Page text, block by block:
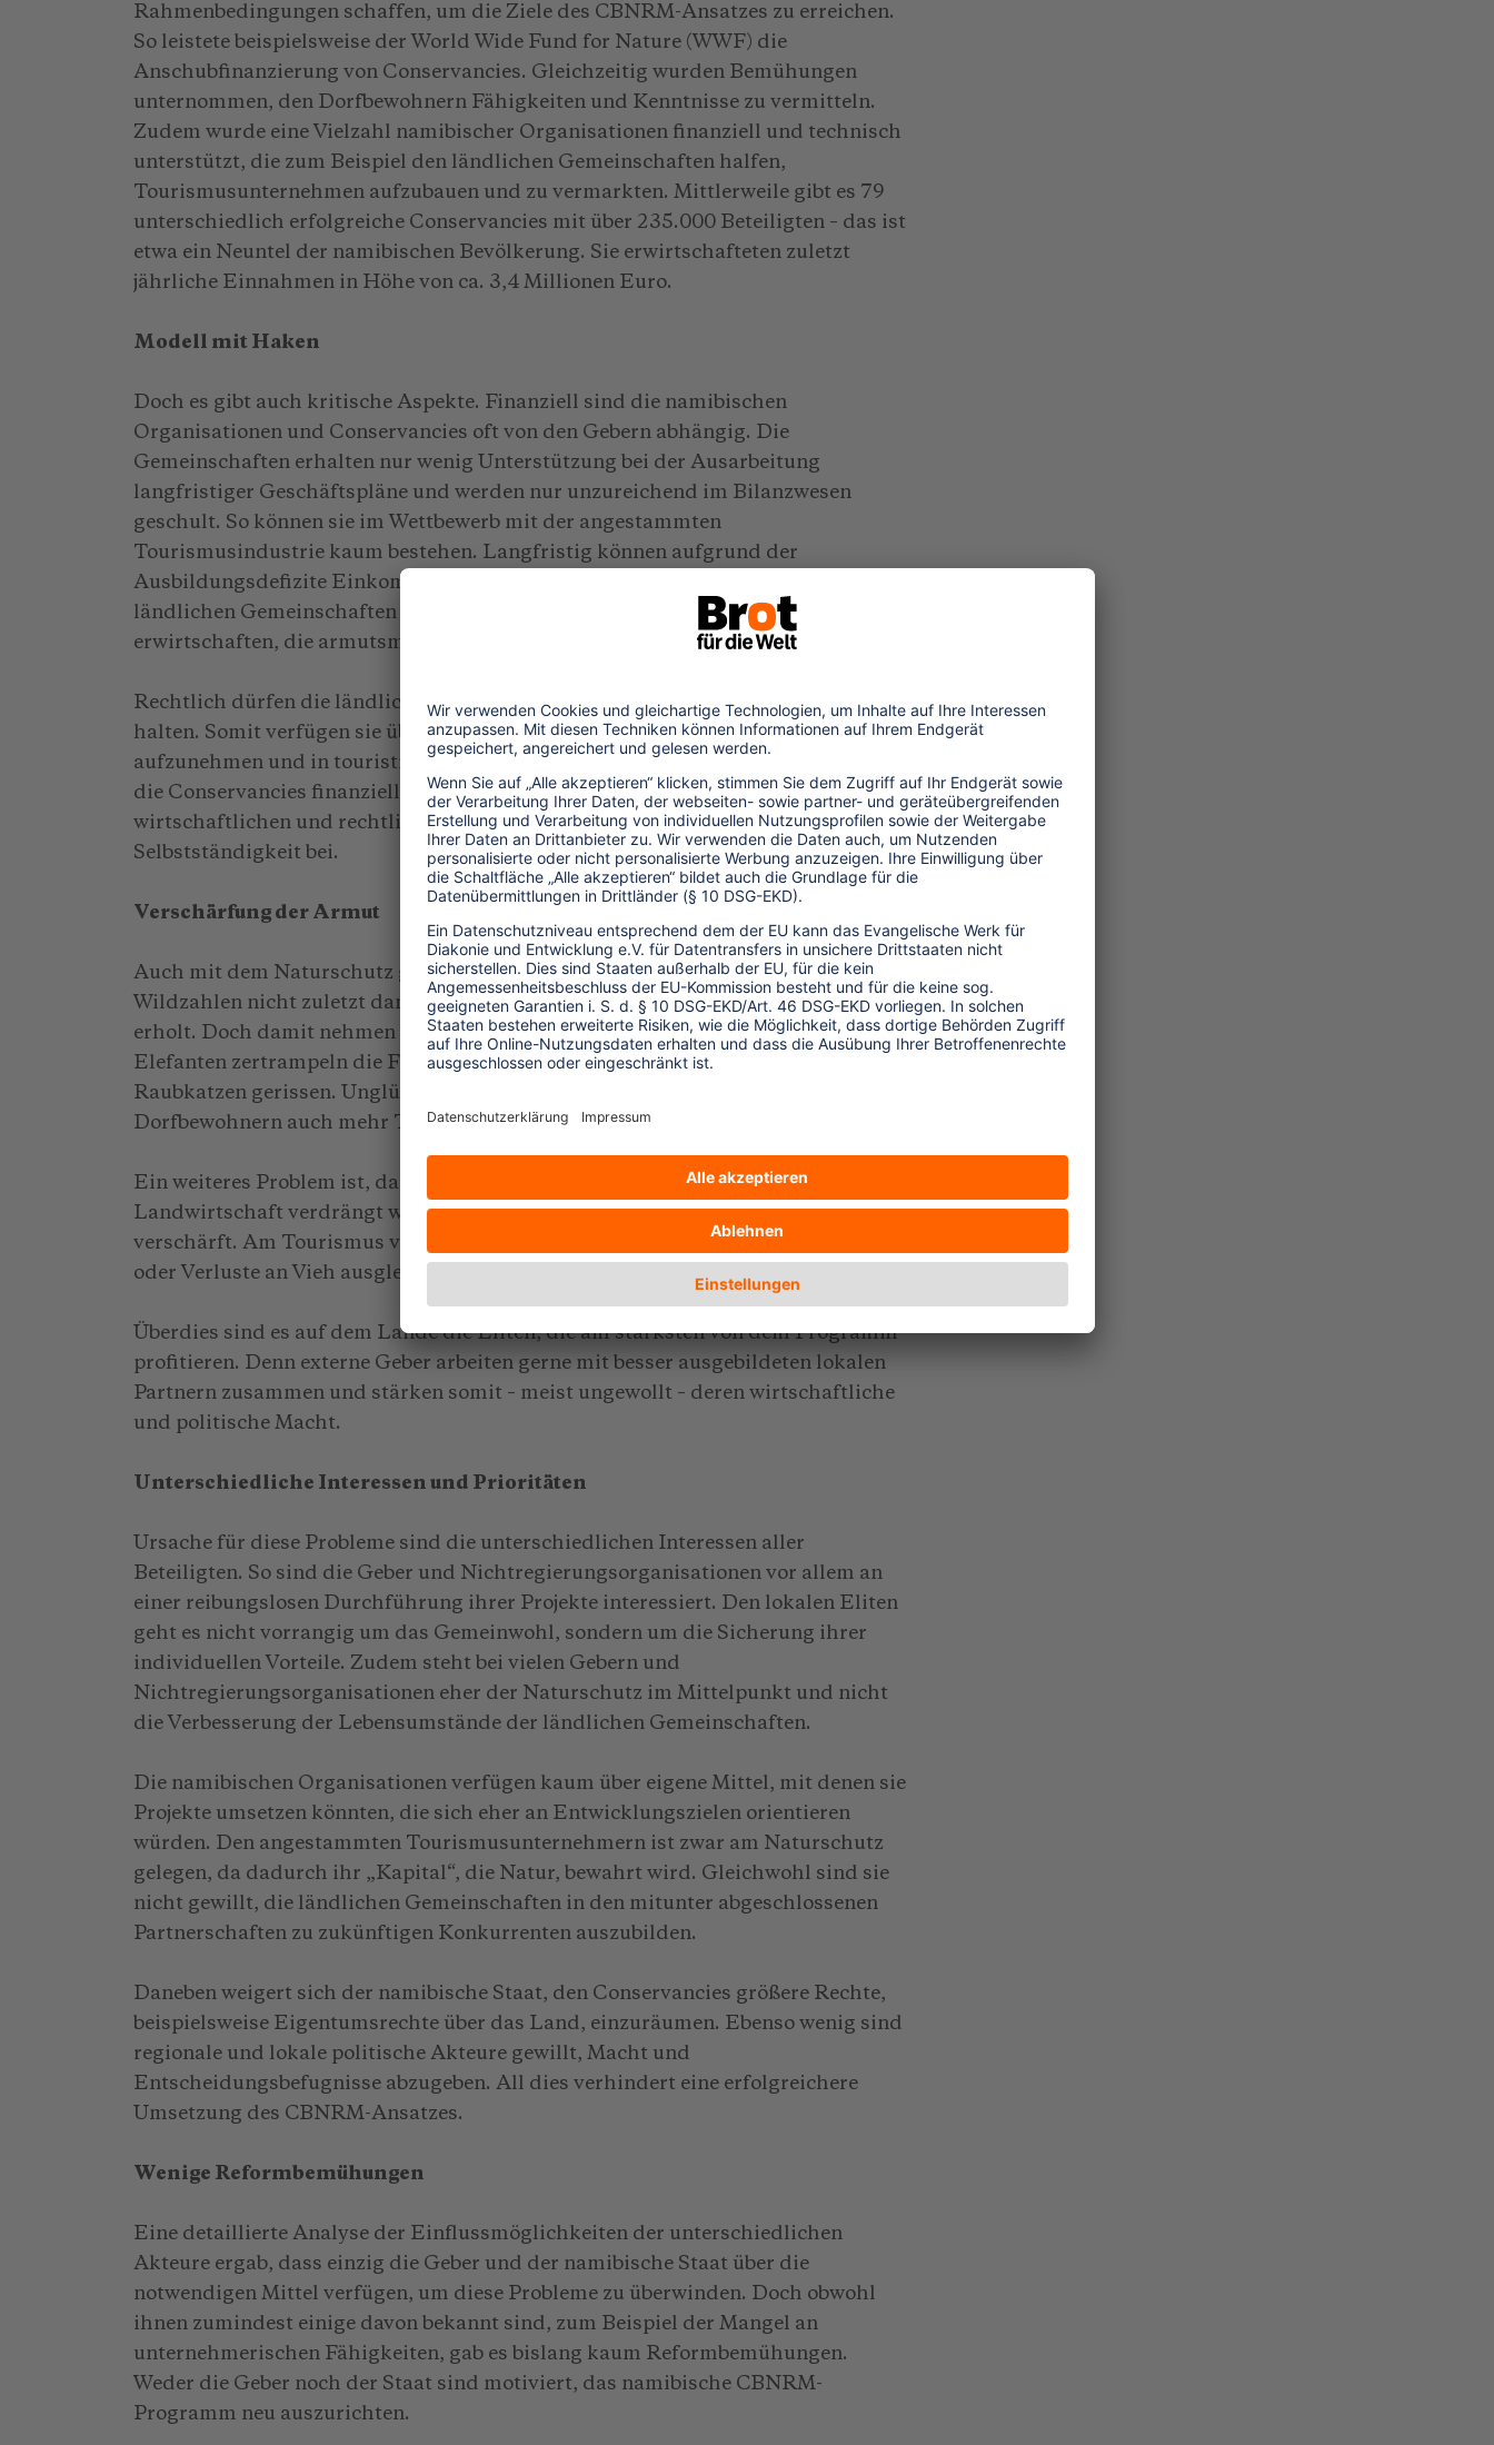
Rahmenbedingungen schaffen, um die Ziele des CBNRM-Ansatzes zu erreichen.
So leistete beispielsweise der World Wide Fund for Nature (WWF) die
Anschubfinanzierung von Conservancies. Gleichzeitig wurden Bemühungen
unternommen, den Dorfbewohnern Fähigkeiten und Kenntnisse zu vermitteln.
Zudem wurde eine Vielzahl namibischer Organisationen finanziell und technisch
unterstützt, die zum Beispiel den ländlichen Gemeinschaften halfen,
Tourismusunternehmen aufzubauen und zu vermarkten. Mittlerweile gibt es 79
unterschiedlich erfolgreiche Conservancies mit über 235.000 Beteiligten – das ist
etwa ein Neuntel der namibischen Bevölkerung. Sie erwirtschafteten zuletzt
jährliche Einnahmen in Höhe von ca. 3,4 Millionen Euro.
Modell mit Haken
Doch es gibt auch kritische Aspekte. Finanziell sind die namibischen
Organisationen und Conservancies oft von den Gebern abhängig. Die
Gemeinschaften erhalten nur wenig Unterstützung bei der Ausarbeitung
langfristiger Geschäftspläne und werden nur unzureichend im Bilanzwesen
geschult. So können sie im Wettbewerb mit der angestammten
Tourismusindustrie kaum bestehen. Langfristig können aufgrund der
Ausbildungsdefizite Einkommenspotenziale nicht genutzt werden und die
ländlichen Gemeinschaften können keine ausreichend hohen Gewinne
erwirtschaften, die armutsmindernd verteilt werden könnten.
Rechtlich dürfen die ländlichen Gemeinden keine Besitztitel über das Land
halten. Somit verfügen sie über keine Sicherheiten, um Bankkredite
aufzunehmen und in touristische Infrastruktur investieren zu können. So bleiben
die Conservancies finanziell weiter abhängig. Die unzureichenden
wirtschaftlichen und rechtlichen Rahmenbedingungen tragen nicht zu ihrer
Selbstständigkeit bei.
Verschärfung der Armut
Auch mit dem Naturschutz gehen Probleme einher. Zwar haben sich die
Wildzahlen nicht zuletzt dank der Bemühungen der Conservancies merklich
erholt. Doch damit nehmen auch die Schäden durch Wildtiere in den Dörfern zu.
Elefanten zertrampeln die Felder oder fressen die Ernte. Nutztiere werden durch
Raubkatzen gerissen. Unglücklicherweise gab es in einigen Regionen unter den
Dorfbewohnern auch mehr Todesfälle durch Angriffe von Löwen.
Ein weiteres Problem ist, dass traditionelle Landnutzungsformen wie die
Landwirtschaft verdrängt werden, so dass sich die Armut mitunter sogar
verschärft. Am Tourismus verdienen die Bauern nicht genug, um Ernteausfälle
oder Verluste an Vieh ausgleichen zu können.
Überdies sind es auf dem Lande die Eliten, die am stärksten von dem Programm
profitieren. Denn externe Geber arbeiten gerne mit besser ausgebildeten lokalen
Partnern zusammen und stärken somit – meist ungewollt – deren wirtschaftliche
und politische Macht.
Unterschiedliche Interessen und Prioritäten
Ursache für diese Probleme sind die unterschiedlichen Interessen aller
Beteiligten. So sind die Geber und Nichtregierungsorganisationen vor allem an
einer reibungslosen Durchführung ihrer Projekte interessiert. Den lokalen Eliten
geht es nicht vorrangig um das Gemeinwohl, sondern um die Sicherung ihrer
individuellen Vorteile. Zudem steht bei vielen Gebern und
Nichtregierungsorganisationen eher der Naturschutz im Mittelpunkt und nicht
die Verbesserung der Lebensumstände der ländlichen Gemeinschaften.
Die namibischen Organisationen verfügen kaum über eigene Mittel, mit denen sie
Projekte umsetzen könnten, die sich eher an Entwicklungszielen orientieren
würden. Den angestammten Tourismusunternehmern ist zwar am Naturschutz
gelegen, da dadurch ihr „Kapital“, die Natur, bewahrt wird. Gleichwohl sind sie
nicht gewillt, die ländlichen Gemeinschaften in den mitunter abgeschlossenen
Partnerschaften zu zukünftigen Konkurrenten auszubilden.
Daneben weigert sich der namibische Staat, den Conservancies größere Rechte,
beispielsweise Eigentumsrechte über das Land, einzuräumen. Ebenso wenig sind
regionale und lokale politische Akteure gewillt, Macht und
Entscheidungsbefugnisse abzugeben. All dies verhindert eine erfolgreichere
Umsetzung des CBNRM-Ansatzes.
Wenige Reformbemühungen
Eine detaillierte Analyse der Einflussmöglichkeiten der unterschiedlichen
Akteure ergab, dass einzig die Geber und der namibische Staat über die
notwendigen Mittel verfügen, um diese Probleme zu überwinden. Doch obwohl
ihnen zumindest einige davon bekannt sind, zum Beispiel der Mangel an
unternehmerischen Fähigkeiten, gab es bislang kaum Reformbemühungen.
Weder die Geber noch der Staat sind motiviert, das namibische CBNRM-
Programm neu auszurichten.